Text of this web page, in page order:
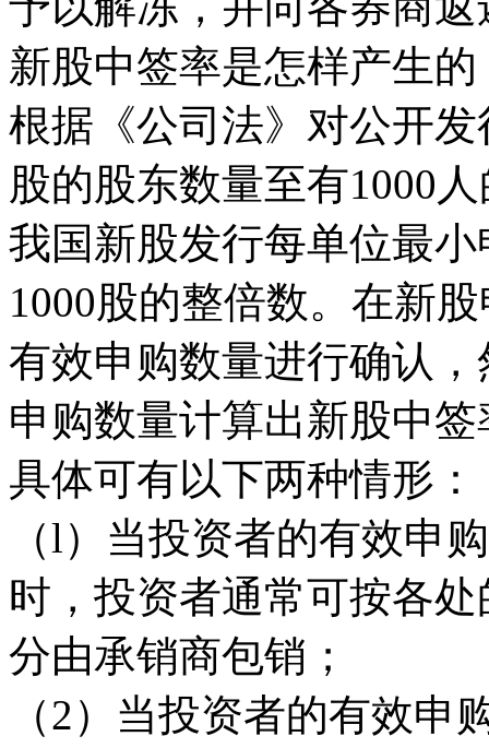
新股中签率是怎样产生的
根据《公司法》对公开
股的股东数量至有1000
我国新股发行每单位最
1000股的整倍数。在新
有效申购数量进行确认
申购数量计算出新股中签
具体可有以下两种情形：
（l）当投资者的有效申
时，投资者通常可按各
分由承销商包销；
（2）当投资者的有效